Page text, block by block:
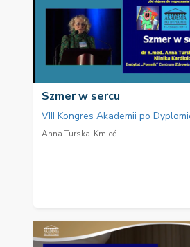
Szmer w sercu
VIII Kongres Akademii po
Anna Turska-Kmieć